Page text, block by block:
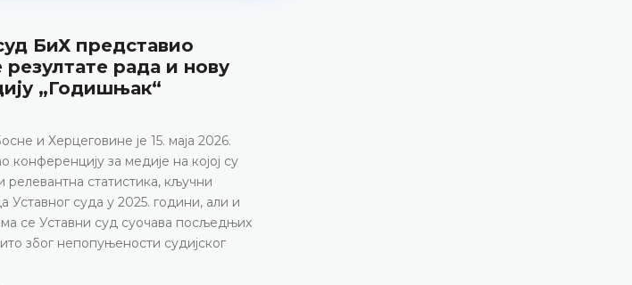
за медије
и Херцеговине обавјештава да ће 15.
у термину од 10.00 до 11.30 одржати
за медије